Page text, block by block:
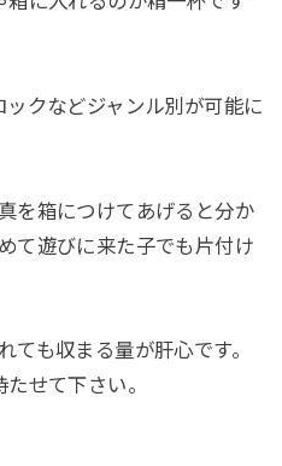
クなどジャンル別が可能に
を箱につけてあげると分か
て遊びに来た子でも片付け
も収まる量が肝心です。
せて下さい。